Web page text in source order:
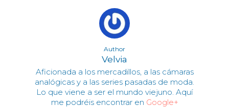
Author
Velvia
Aficionada a los mercadillos, a las cámaras
analógicas y a las series pasadas de moda.
Lo que viene a ser el mundo viejuno. Aquí
me podréis encontrar en Google+